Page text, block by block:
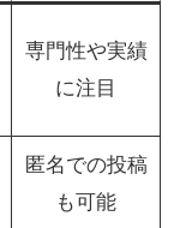
専門性や実績
に注目
匿名での投稿
も可能